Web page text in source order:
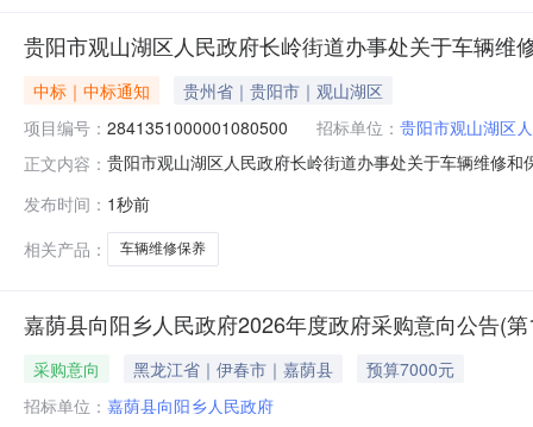
贵阳市观山湖区人民政府长岭街道办事处关于车辆维
中标｜中标通知
贵州省｜贵阳市｜观山湖区
项目编号： 2841351000001080500 招标单位： 贵阳市观山湖区
正文内容： 贵阳市观山湖区人民政府长岭街道办事处关于车辆维修
话:13608501643采购计划文号:采购计划金额（元）:预
发布时间： 1秒前
相关产品：
车辆维修保养
嘉荫县向阳乡人民政府2026年度政府采购意向公告(
采购意向 黑龙江省｜伊春市｜嘉荫县
预算7000元
招标单位： 嘉荫县向阳乡人民政府